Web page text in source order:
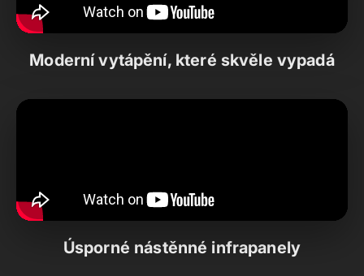
Moderní vytápění, které skvěle vypadá
Úsporné nástěnné infrapanely